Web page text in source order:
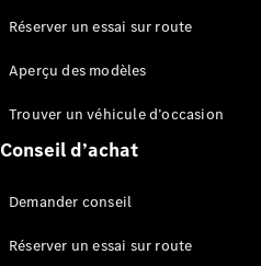
Mercedes-
eCitan
Réserver un essai sur route
Aperçu des modèles
Trouver un véhicule d’occasion
Conseil d’achat
Demander conseil
Réserver un essai sur route